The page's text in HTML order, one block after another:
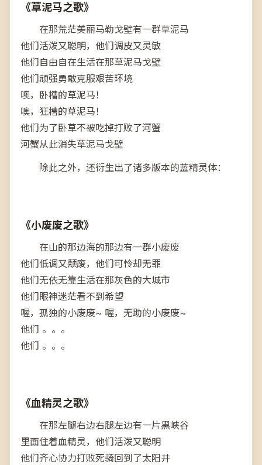
《草泥马之歌》
在那荒茫美丽马勒戈壁有一群草泥马
他们活泼又聪明，他们调皮又灵敏
他们自由自在生活在那草泥马戈壁
他们顽强勇敢克服艰苦环境
噢，卧槽的草泥马！
噢，狂槽的草泥马！
他们为了卧草不被吃掉打败了河蟹
河蟹从此消失草泥马戈壁
除此之外，还衍生出了诸多版本的蓝精灵体：
《小废废之歌》
在山的那边海的那边有一群小废废
他们低调又颓废，他们可怜却无罪
他们无依无靠生活在那灰色的大城市
他们眼神迷茫看不到希望
喔，孤独的小废废~ 喔，无助的小废废~
他们 。。。
他们 。。。
《血精灵之歌》
在那左腿右边右腿左边有一片黑峡谷
里面住着血精灵，他们活泼又聪明
他们齐心协力打败死骑回到了太阳井